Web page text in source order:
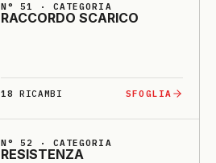
N° 51 · CATEGORIA
RACCORDO SCA­RI­CO
18 RICAMBI SFOGLIA
N° 52 · CATEGORIA
RE­SISTENZA